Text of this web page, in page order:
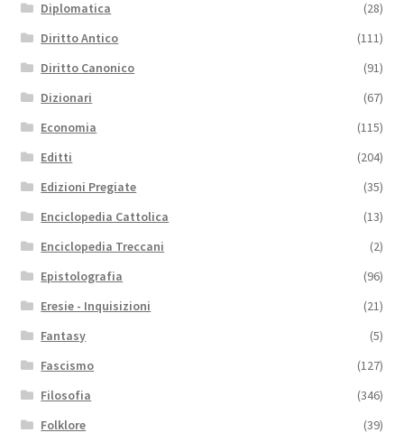
Diplomatica
(28)
Diritto Antico
(111)
Diritto Canonico
(91)
Dizionari
(67)
Economia
(115)
Editti
(204)
Edizioni Pregiate
(35)
Enciclopedia Cattolica
(13)
Enciclopedia Treccani
(2)
Epistolografia
(96)
Eresie - Inquisizioni
(21)
Fantasy
(5)
Fascismo
(127)
Filosofia
(346)
Folklore
(39)